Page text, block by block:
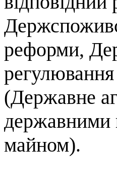
реформи,
(Державне
державними
майном).